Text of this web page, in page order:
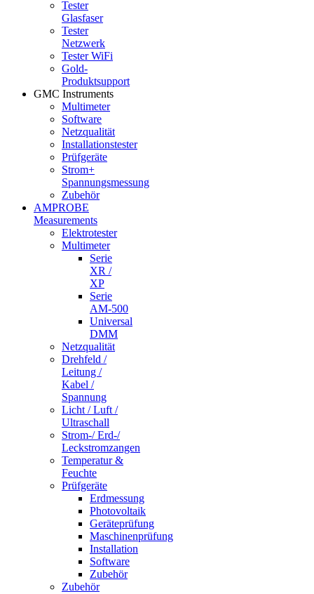
Tester
Glasfaser
Tester
Netzwerk
Tester WiFi
Gold-
Produktsupport
GMC Instruments
Multimeter
Software
Netzqualität
Installationstester
Prüfgeräte
Strom+
Spannungsmessung
Zubehör
AMPROBE
Measurements
Elektrotester
Multimeter
Serie
XR /
XP
Serie
AM-500
Universal
DMM
Netzqualität
Drehfeld /
Leitung /
Kabel /
Spannung
Licht / Luft /
Ultraschall
Strom-/ Erd-/
Leckstromzangen
Temperatur &
Feuchte
Prüfgeräte
Erdmessung
Photovoltaik
Geräteprüfung
Maschinenprüfung
Installation
Software
Zubehör
Zubehör